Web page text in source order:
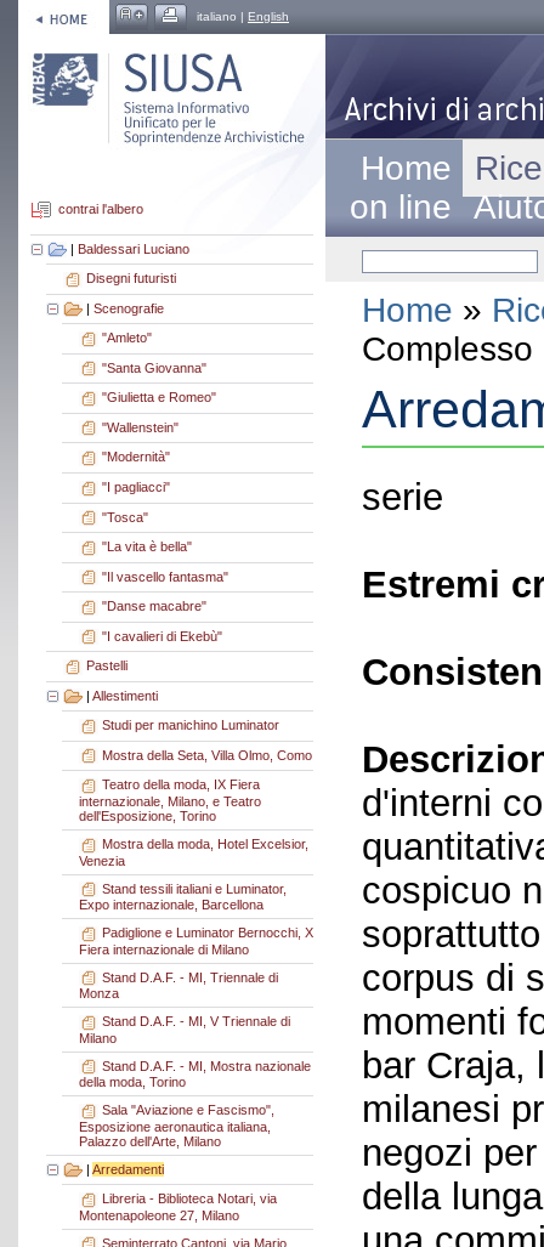
italiano | English
contrai l'albero
| Baldessari Luciano
Disegni futuristi
| Scenografie
"Amleto"
"Santa Giovanna"
"Giulietta e Romeo"
"Wallenstein"
"Modernità"
"I pagliacci"
"Tosca"
"La vita è bella"
"Il vascello fantasma"
"Danse macabre"
"I cavalieri di Ekebù"
Pastelli
| Allestimenti
Studi per manichino Luminator
Mostra della Seta, Villa Olmo, Como
Teatro della moda, IX Fiera
internazionale, Milano, e Teatro
dell'Esposizione, Torino
Mostra della moda, Hotel Excelsior,
Venezia
Stand tessili italiani e Luminator,
Expo internazionale, Barcellona
Padiglione e Luminator Bernocchi, X
Fiera internazionale di Milano
Stand D.A.F. - MI, Triennale di
Monza
Stand D.A.F. - MI, V Triennale di
Milano
Stand D.A.F. - MI, Mostra nazionale
della moda, Torino
Sala "Aviazione e Fascismo",
Esposizione aeronautica italiana,
Palazzo dell'Arte, Milano
| Arredamenti
Libreria - Biblioteca Notari, via
Montenapoleone 27, Milano
Seminterrato Cantoni, via Mario
Home
on line
Home »
serie
Estremi
d'interni
cospicuo
corpus di
momenti
bar Craja,
milanesi
negozi
della